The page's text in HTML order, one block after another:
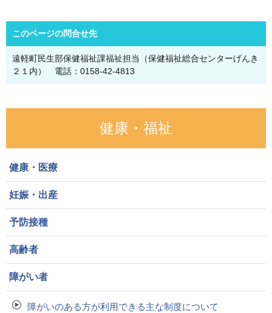
このページの問合せ先
遠軽町民生部保健福祉課福祉担当（保健福祉総合センターげんき
２１内） 電話：0158-42-4813
健康・福祉
健康・医療
妊娠・出産
予防接種
高齢者
障がい者
障がいのある方が利用できる主な制度について